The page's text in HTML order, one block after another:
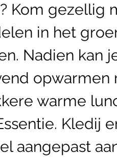
Kom gezellig
in het
Nadien kan
opwarmen
warme
Kledij
aangepast